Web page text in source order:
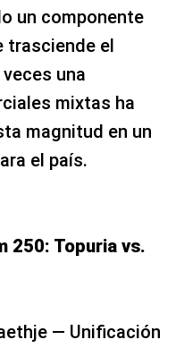
un componente
trasciende el
una
mixtas ha
magnitud en un
el país.
250: Topuria vs.
— Unificación